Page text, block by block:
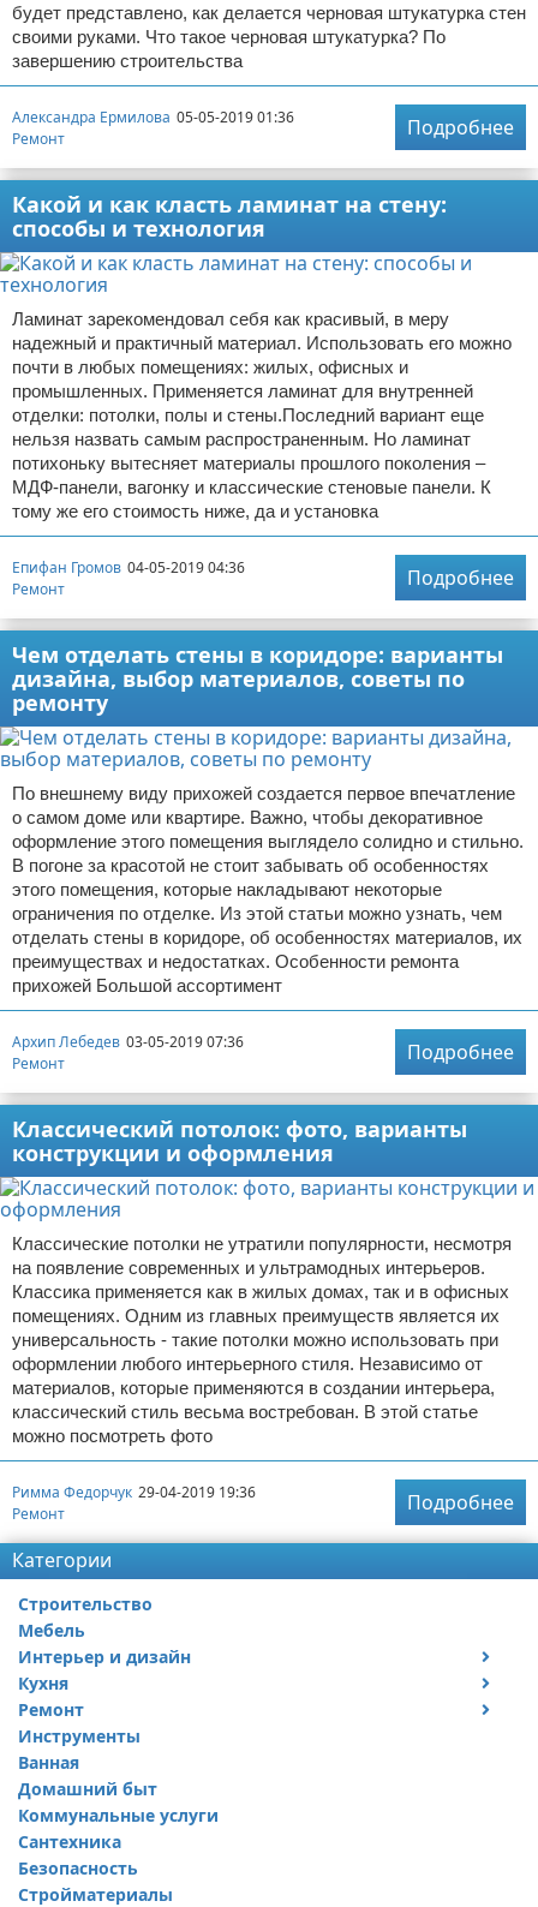
будет представлено, как делается черновая штукатурка стен
своими руками. Что такое черновая штукатурка? По
завершению строительства
Александра Ермилова 05-05-2019 01:36
Ремонт
Подробнее
Какой и как класть ламинат на стену:
способы и технология
Ламинат зарекомендовал себя как красивый, в меру
надежный и практичный материал. Использовать его можно
почти в любых помещениях: жилых, офисных и
промышленных. Применяется ламинат для внутренней
отделки: потолки, полы и стены.Последний вариант еще
нельзя назвать самым распространенным. Но ламинат
потихоньку вытесняет материалы прошлого поколения –
МДФ-панели, вагонку и классические стеновые панели. К
тому же его стоимость ниже, да и установка
Епифан Громов 04-05-2019 04:36
Ремонт
Подробнее
Чем отделать стены в коридоре: варианты
дизайна, выбор материалов, советы по
ремонту
По внешнему виду прихожей создается первое впечатление
о самом доме или квартире. Важно, чтобы декоративное
оформление этого помещения выглядело солидно и стильно.
В погоне за красотой не стоит забывать об особенностях
этого помещения, которые накладывают некоторые
ограничения по отделке. Из этой статьи можно узнать, чем
отделать стены в коридоре, об особенностях материалов, их
преимуществах и недостатках. Особенности ремонта
прихожей Большой ассортимент
Архип Лебедев 03-05-2019 07:36
Ремонт
Подробнее
Классический потолок: фото, варианты
конструкции и оформления
Классические потолки не утратили популярности, несмотря
на появление современных и ультрамодных интерьеров.
Классика применяется как в жилых домах, так и в офисных
помещениях. Одним из главных преимуществ является их
универсальность - такие потолки можно использовать при
оформлении любого интерьерного стиля. Независимо от
материалов, которые применяются в создании интерьера,
классический стиль весьма востребован. В этой статье
можно посмотреть фото
Римма Федорчук 29-04-2019 19:36
Ремонт
Подробнее
Категории
Строительство
Мебель
Интерьер и дизайн
Дизайн дачи
Дизайн квартиры
Кухня
Посуда
Ремонт
Ремонт дачи
Ремонт квартиры
Инструменты
Ванная
Домашний быт
Коммунальные услуги
Сантехника
Безопасность
Стройматериалы